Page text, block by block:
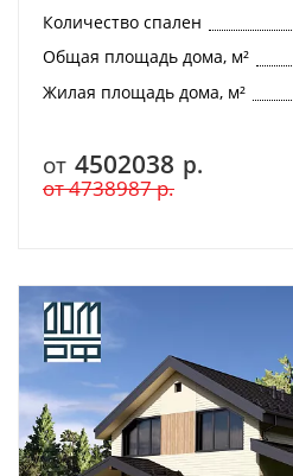
Количество спален
Общая площадь дома, м²
Жилая площадь дома, м²
от 4502038 р.
от4738987р.